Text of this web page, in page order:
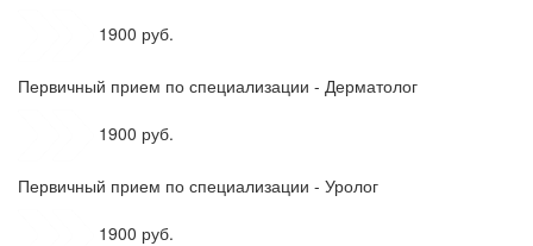
1900 руб.
Первичный прием по специализации - Дерматолог
1900 руб.
Первичный прием по специализации - Уролог
1900 руб.